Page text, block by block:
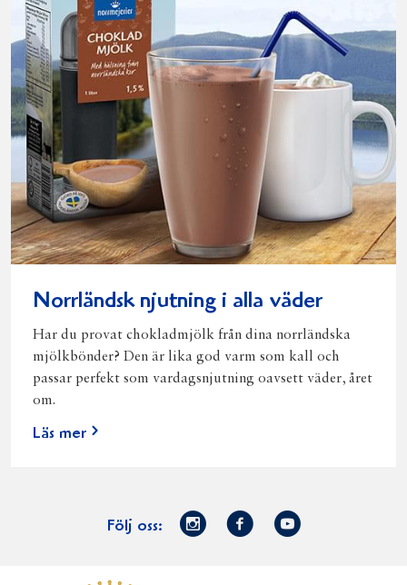
Norrländsk njutning i alla väder
Har du provat chokladmjölk från dina norrländska
mjölkbönder? Den är lika god varm som kall och
passar perfekt som vardagsnjutning oavsett väder, året
om.
Läs mer
Följ oss:
Norrmejerier
Facebook
Youtube